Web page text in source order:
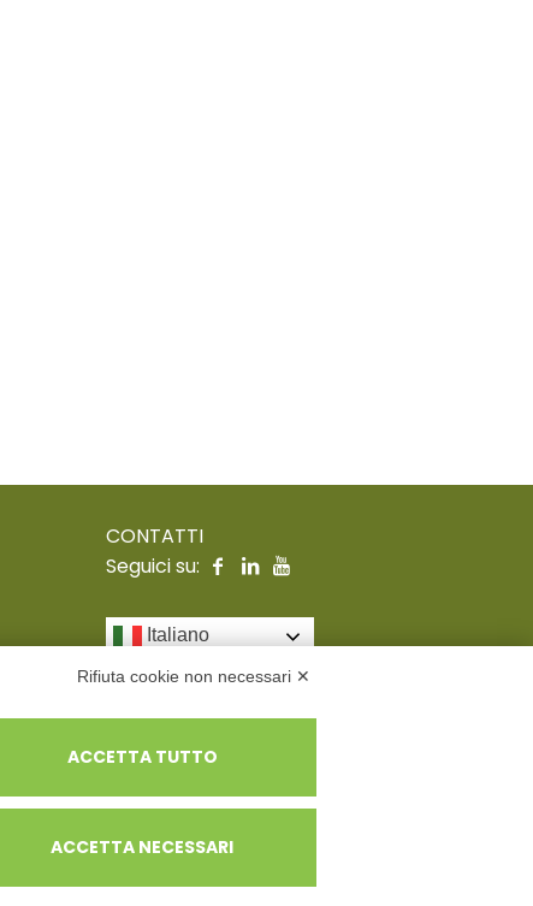
CONTATTI
Seguici su:
Italiano
prevalente n.A114164
Rifiuta cookie non necessari ✕
ACCETTA TUTTO
ACCETTA NECESSARI